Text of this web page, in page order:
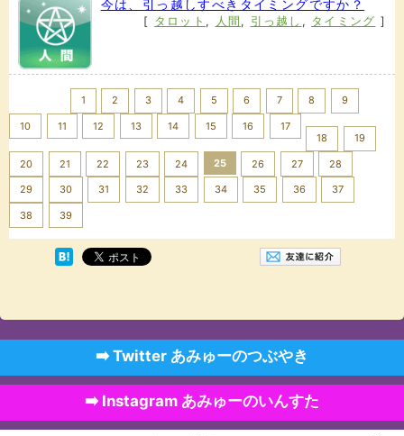
今は、引っ越しすべきタイミングですか？
[ タロット , 人間 , 引っ越し , タイミング ]
1 2 3 4 5 6 7 8 9
10 11 12 13 14 15 16
17
18
19
20 21 22 23 24 25 26 27 28
29 30 31 32 33 34 35 36 37
38 39
➡️ Twitter あみゅーのつぶやき
➡️ Instagram あみゅーのいんすた